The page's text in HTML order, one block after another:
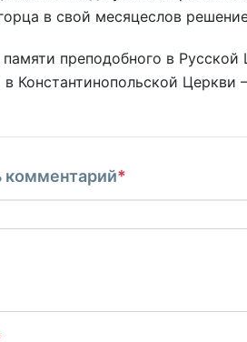
в свой месяцеслов
преподобного в
в Константинопольской
комментарий*